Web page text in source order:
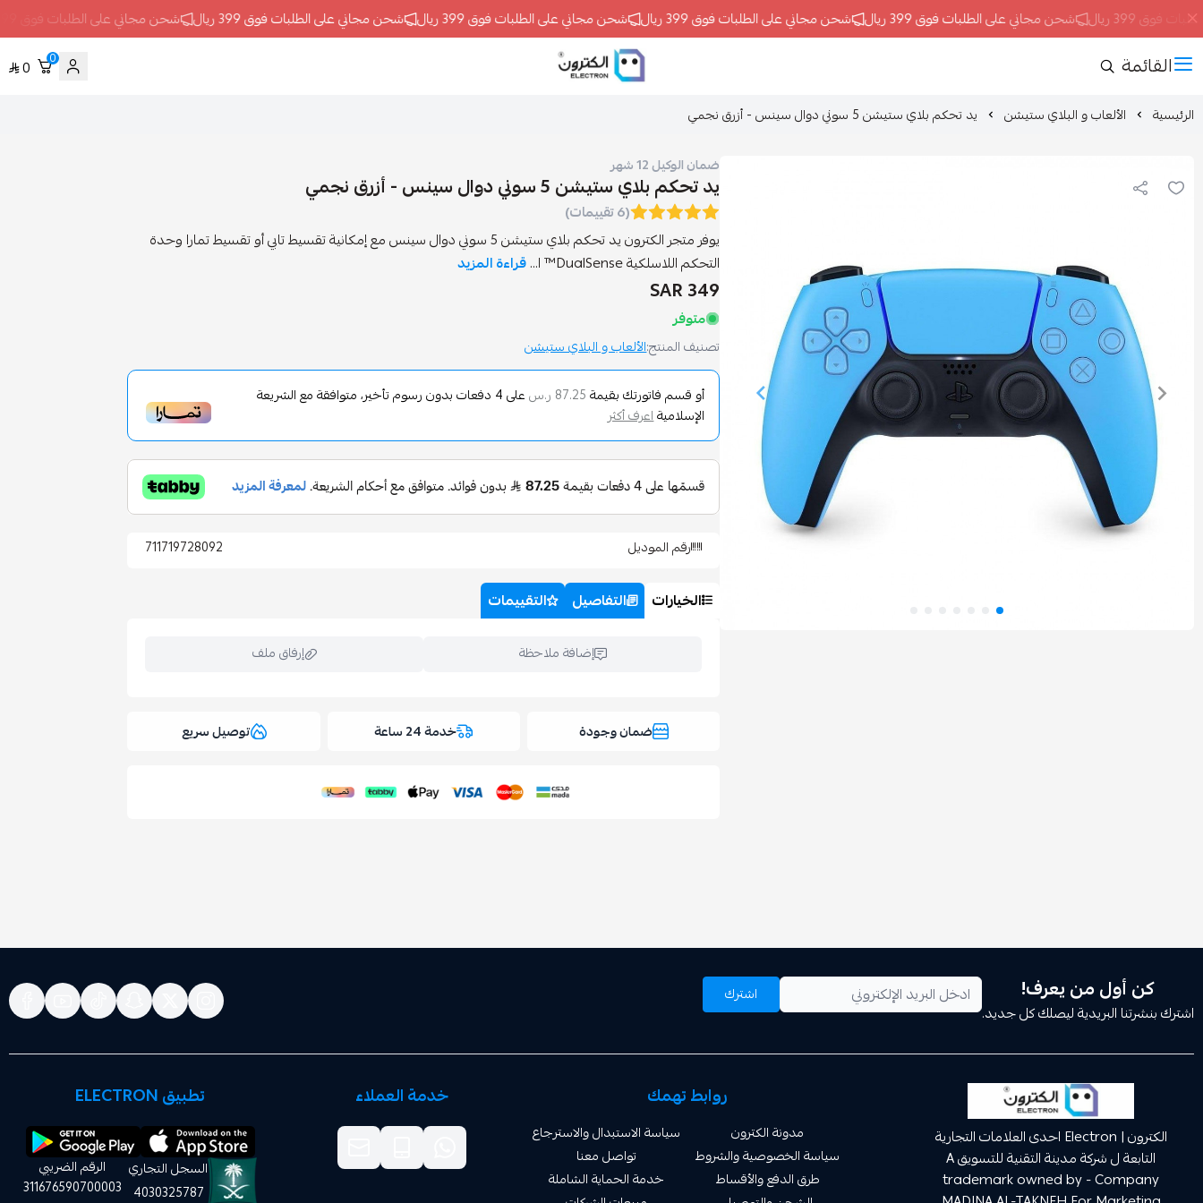
399 ريال شحن مجاني على الطلبات فوق 399 ريال شحن مجاني على الطلبات فوق 399 ريال شحن مجاني على الطلبات فوق 399 ريال شحن مجاني على الطلبات فوق 399 ريال شحن مجاني على الطلبات فوق 399 ريال
القائمة ELECTRON
0
0
الرئيسية الألعاب و البلاي ستيشن يد تحكم بلاي ستيشن 5 سوني دوال سينس - أزرق نجمي
ضمان الوكيل 12 شهر
يد تحكم بلاي ستيشن 5 سوني دوال سينس - أزرق نجمي
(6 تقييمات)
يوفر متجر الكترون يد تحكم بلاي ستيشن 5 سوني دوال سينس مع إمكانية تقسيط تابي أو تقسيط تمارا وحدة
التحكم اللاسلكية DualSense™ ا...
قراءة المزيد
349 SAR
متوفر
تصنيف المنتج:الألعاب و البلاي ستيشن
أو قسم فاتورتك بقيمة 87.25 ر.س على4 دفعات بدون رسوم تأخير، متوافقة مع الشريعة
الإسلاميةاعرف أكثر
رقم الموديل 711719728092
الخيارات التفاصيل التقييمات
إضافة ملاحظة إرفاق ملف
اسحب و افلت الملف هنا
ضمان وجودة خدمة 24 ساعة توصيل سريع
كن أول من يعرف!
اشترك بنشرتنا البريدية ليصلك كل جديد.
اشترك
الكترون | Electron احدى العلامات التجارية
التابعة ل شركة مدينة التقنية للتسويق A
trademark owned by - Company
روابط تهمك
مدونة الكترون
سياسة الخصوصية والشروط
طرق الدفع والأقساط
سياسة الاستبدال والاسترجاع
تواصل معنا
خدمة الحماية الشاملة
خدمة العملاء تطبيق ELECTRON
السجل التجاري
4030325787
الرقم الضريبي
311676590700003